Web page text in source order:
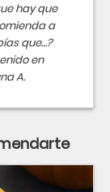
hay que
a
que…?
en
A.